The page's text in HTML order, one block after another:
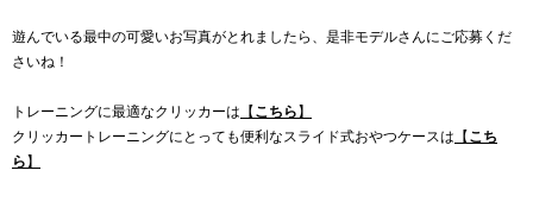
遊んでいる最中の可愛いお写真がとれましたら、是非モデルさんにご応募くだ
さいね！
トレーニングに最適なクリッカーは 【 こちら 】
クリッカートレーニングにとっても便利なスライド式おやつケースは 【 こち
ら 】